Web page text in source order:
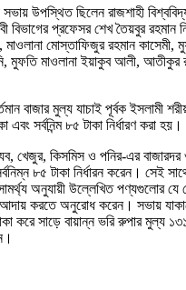
উপস্থিত ছিলেন রাজশাহী
বিভাগের প্রফেসর শেখ তৈয়বুর রহমান
মোস্তাফিজুর রহমান কাসেমী,
মুফতি মাওলানা ইয়াকুব আলী, আতীকুর
বাজার মুল্য যাচাই পূর্বক ইসলামী
এবং সর্বনিন্ম ৮৫ টাকা নির্ধারণ করা হয়।
খেজুর, কিসমিস ও পনির-এর বাজারদর
৮৫ টাকা নির্ধারন করেন। সেই
অনুযায়ী উল্লেখিত পণ্যগুলোর
আদায় করতে অনুরোধ করেন। সভায়
করে সাড়ে বায়ান্ন ভরি রুপার মুল্য